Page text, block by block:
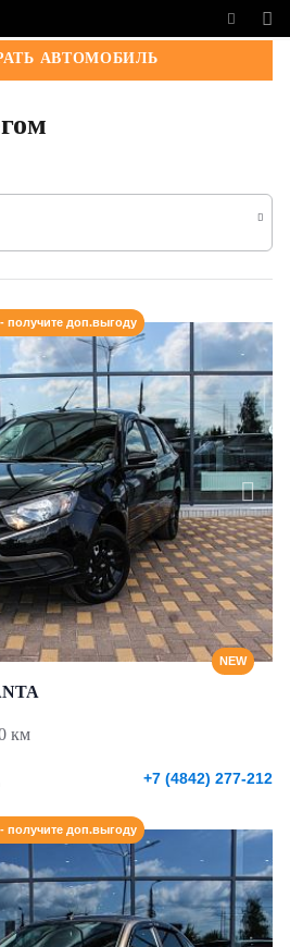
АВТОМОБИЛЬ
NEW
- получите доп.выгоду
км
+7 (4842) 277-212
- получите доп.выгоду